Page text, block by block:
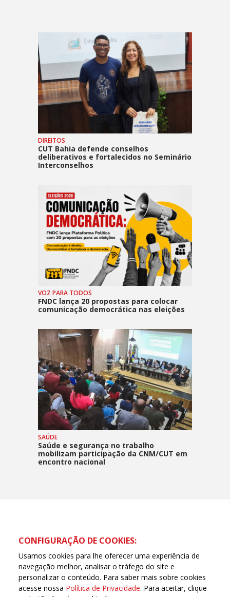
DIREITOS
CUT Bahia defende conselhos
deliberativos e fortalecidos no Seminário
Interconselhos
VOZ PARA TODOS
FNDC lança 20 propostas para colocar
comunicação democrática nas eleições
SAÚDE
Saúde e segurança no trabalho
mobilizam participação da CNM/CUT em
encontro nacional
CONFIGURAÇÃO DE COOKIES:
Usamos cookies para lhe oferecer uma experiência de
navegação melhor, analisar o tráfego do site e
personalizar o conteúdo. Para saber mais sobre cookies
acesse nossa Política de Privacidade. Para aceitar, clique